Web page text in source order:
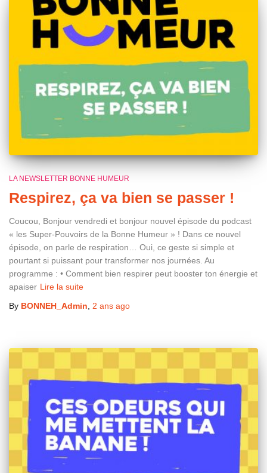
LA NEWSLETTER BONNE HUMEUR
Respirez, ça va bien se passer !
Coucou, Bonjour vendredi et bonjour nouvel épisode du podcast
« les Super-Pouvoirs de la Bonne Humeur » ! Dans ce nouvel
épisode, on parle de respiration… Oui, ce geste si simple et
pourtant si puissant pour transformer nos journées. Au
programme : • Comment bien respirer peut booster ton énergie et
apaiser Lire la suite
By BONNEH_Admin, 2 ans ago